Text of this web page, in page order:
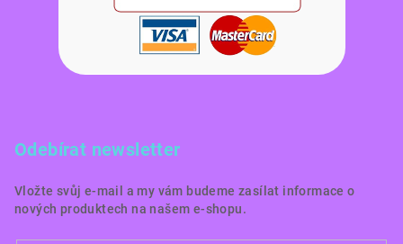
Odebírat newsletter
Vložte svůj e-mail a my vám budeme zasílat informace o
nových produktech na našem e-shopu.